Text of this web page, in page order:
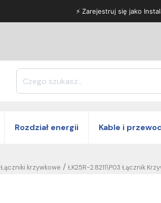
⚡ Zarejestruj się jako
Rozdział energii Kable i
ŁK25R-2.8211\P03 Łącznik
/
Łączniki krzywkowe